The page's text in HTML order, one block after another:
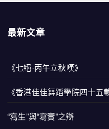
最新文章
《七絕·丙午立秋嘆》
《香港佳佳舞蹈學院四十五
“寫生”與“寫實”之辯